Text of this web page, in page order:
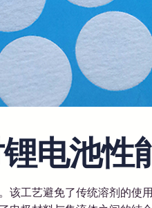
电池性
该工艺避免了传统溶剂的